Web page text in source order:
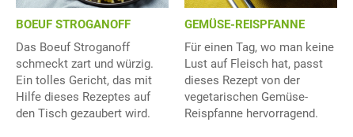
BOEUF STROGANOFF
Das Boeuf Stroganoff
schmeckt zart und würzig.
Ein tolles Gericht, das mit
Hilfe dieses Rezeptes auf
den Tisch gezaubert wird.
GEMÜSE-REISPFANNE
Für einen Tag, wo man keine
Lust auf Fleisch hat, passt
dieses Rezept von der
vegetarischen Gemüse-
Reispfanne hervorragend.